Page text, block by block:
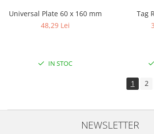
Universal Plate 60 x 160 mm
48,29 Lei
IN STOC
Tag
1 2
NEWSLETTER